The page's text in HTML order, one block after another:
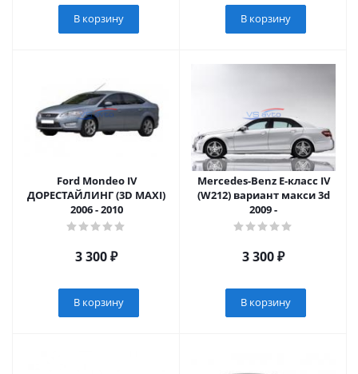
В корзину В корзину
Ford Mondeo IV
ДОРЕСТАЙЛИНГ (3D MAXI)
2006 - 2010
3 300₽
В корзину
Mercedes-Benz Е-класс IV
(W212) вариант макси 3d
2009 -
3 300₽
В корзину